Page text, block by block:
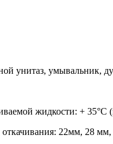
унитаз, умывальник,
жидкости: + 35°С
22мм, 28